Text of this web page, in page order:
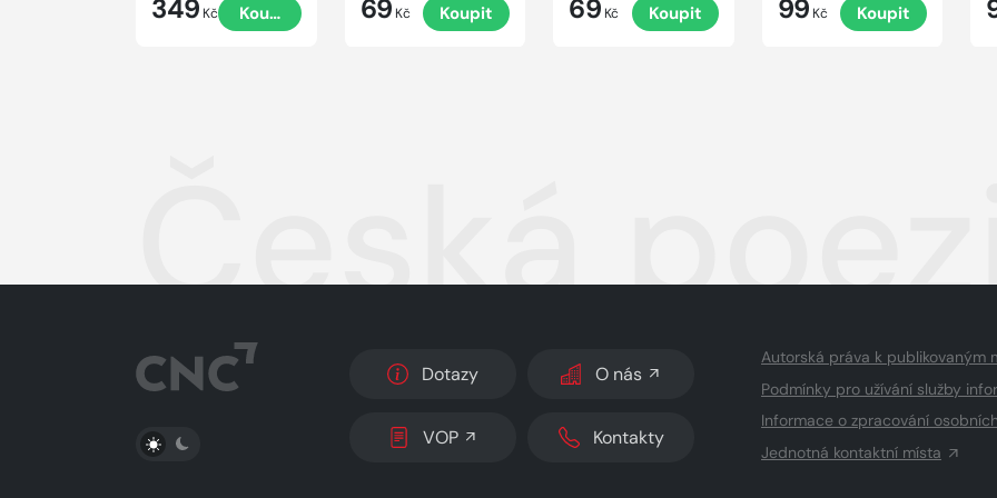
349 Kč Koupit 69 Kč Koupit 69 Kč Koupit 99 Kč Koupit
Česká
PŘEPNOUT SVĚTLÝ/TMAVÝ REŽIM
Dotazy O nás
VOP Kontakty
Autorská práva k publikovaným
Podmínky pro užívání služby
Informace o zpracování
Jednotná kontaktní místa